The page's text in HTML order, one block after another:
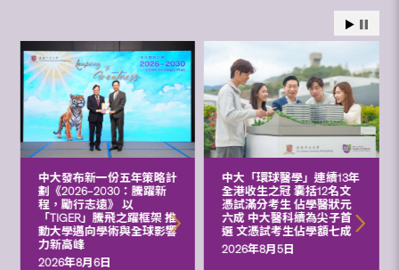
中大發布新一份五年策略計
劃《2026‒2030：騰躍新
程，勵行志遠》 以
「TIGER」騰飛之躍框架 推
動大學邁向學術與全球影響
力新高峰
2026年8月6日
中大「環球醫學」連續13年
全港收生之冠 囊括12名文
憑試滿分考生 佔學醫狀元
六成 中大醫科續為尖子首
選 文憑試考生佔學額七成
2026年8月5日